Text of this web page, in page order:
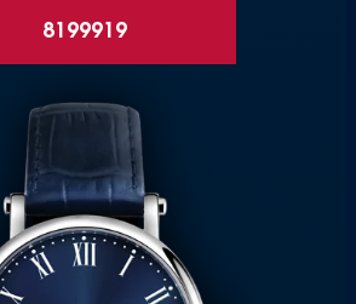
8199919